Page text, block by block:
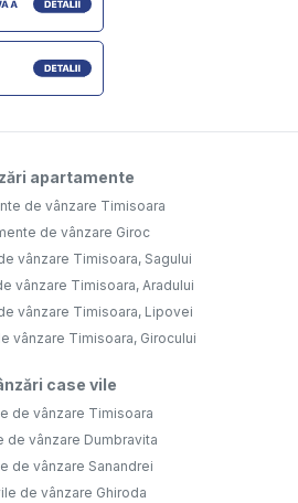
apartamente
de vânzare Timisoara
de vânzare Giroc
vânzare Timisoara, Sagului
vânzare Timisoara, Aradului
vânzare Timisoara, Lipovei
vânzare Timisoara, Girocului
case vile
de vânzare Timisoara
de vânzare Dumbravita
de vânzare Sanandrei
de vânzare Ghiroda